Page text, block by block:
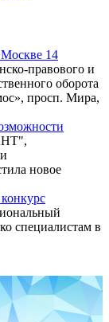
14
правового и
оборота
просп. Мира,
новое
специалистам в